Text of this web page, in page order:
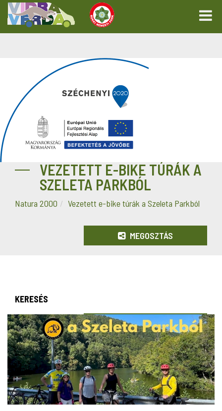
VEZETETT E-BIKE TÚRÁK A
SZELETA PARKBÓL
Natura 2000 Vezetett e-bike túrák a Szeleta Parkból
MEGOSZTÁS
KERESÉS